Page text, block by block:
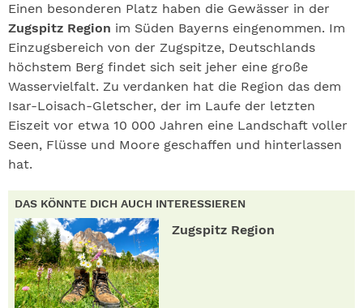
Einen besonderen Platz haben die Gewässer in der
Zugspitz Region im Süden Bayerns eingenommen. Im
Einzugsbereich von der Zugspitze, Deutschlands
höchstem Berg findet sich seit jeher eine große
Wasservielfalt. Zu verdanken hat die Region das dem
Isar-Loisach-Gletscher, der im Laufe der letzten
Eiszeit vor etwa 10 000 Jahren eine Landschaft voller
Seen, Flüsse und Moore geschaffen und hinterlassen
hat.
DAS KÖNNTE DICH AUCH INTERESSIEREN
Zugspitz Region